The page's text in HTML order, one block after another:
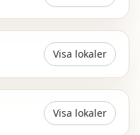
Visa lokaler
Visa lokaler